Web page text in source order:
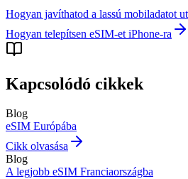
Hogyan javíthatod a lassú mobiladatot
Hogyan telepítsen eSIM-et iPhone-ra
Kapcsolódó cikkek
Blog
eSIM Európába
Cikk olvasása
Blog
A legjobb eSIM Franciaországba